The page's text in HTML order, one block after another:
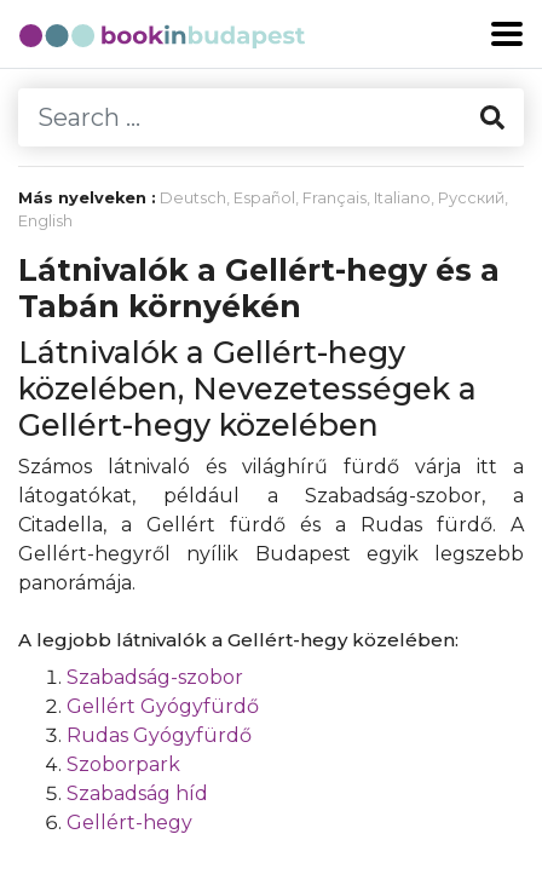
Más nyelveken : Deutsch, Español , Français, Italiano, Русский,
English
Látnivalók a Gellért-hegy és a
Tabán környékén
Látnivalók a Gellért-hegy
közelében, Nevezetességek a
Gellért-hegy közelében
Számos látnivaló és világhírű fürdő várja itt a
látogatókat, például a Szabadság-szobor, a
Citadella, a Gellért fürdő és a Rudas fürdő. A
Gellért-hegyről nyílik Budapest egyik legszebb
panorámája.
A legjobb látnivalók a Gellért-hegy közelében:
Szabadság-szobor
Gellért Gyógyfürdő
Rudas Gyógyfürdő
Szoborpark
Szabadság híd
Gellért-hegy